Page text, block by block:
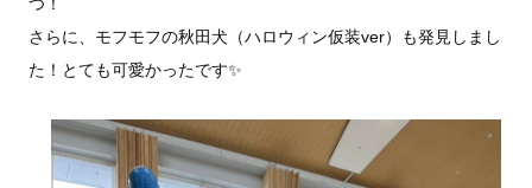
さらに、モフモフの秋田犬（ハロウィン仮装ver）も発見しまし
た！とても可愛かったです✨